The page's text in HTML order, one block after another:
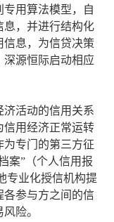
用算法模型，自
息，并进行结构化
息，为信贷决策
源恒际启动相应
济活动的信用关系
信用经济正常运转
为专门的第三方征
案”（个人信用报
专业化授信机构提
各参与方之间的信
险。